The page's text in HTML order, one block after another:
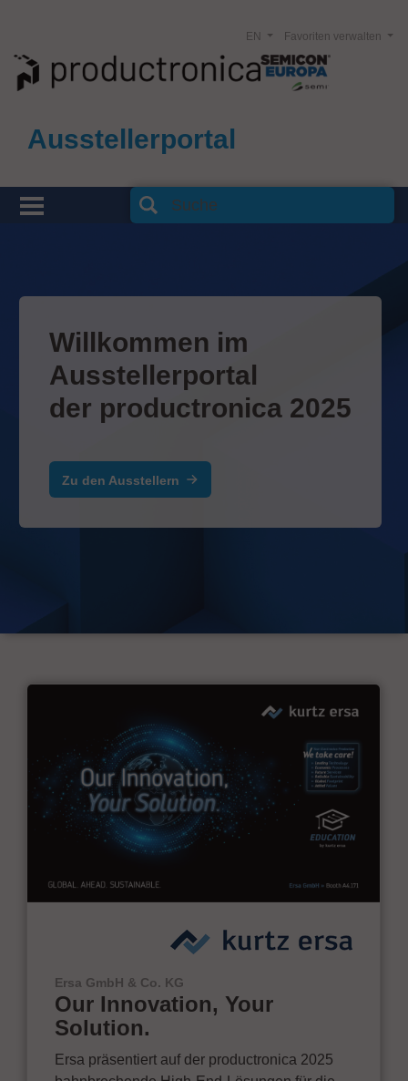
Ausstellerportal
Favoriten verwalten
EN
Willkommen im
Ausstellerportal
der productronica 2025
Zu den Ausstellern
Ersa GmbH & Co. KG
Our Innovation, Your
Solution.
Ersa präsentiert auf der productronica 2025